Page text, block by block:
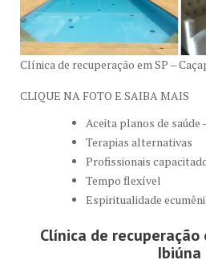
Clínica de recuperação em SP –
CLIQUE NA FOTO E SAIBA MAIS
Aceita planos de saúde
Terapias alternativas
Profissionais
Tempo flexível
Espiritualidade
Clínica de recuperação
Ibiúna